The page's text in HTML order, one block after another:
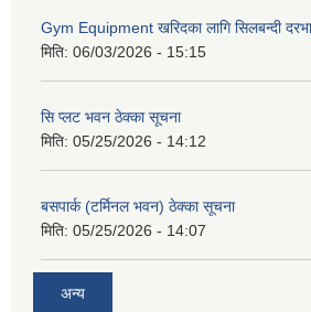
Gym Equipment खरिदका लागि सिलबन्दी
मिति: 06/03/2026 - 15:15
सि प्लट भवन ठेक्का सूचना
मिति: 05/25/2026 - 14:12
बसपार्क (टर्मिनल भवन) ठेक्का सूचना
मिति: 05/25/2026 - 14:07
अन्य